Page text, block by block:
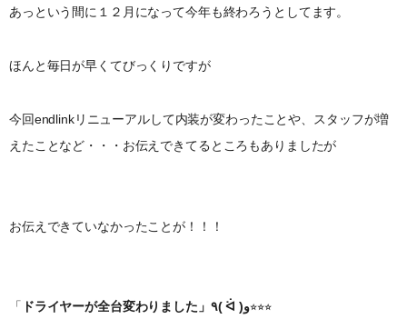
あっという間に１２月になって今年も終わろうとしてます。
ほんと毎日が早くてびっくりですが
今回endlinkリニューアルして内装が変わったことや、スタッフが増
えたことなど・・・お伝えできてるところもありましたが
お伝えできていなかったことが！！！
「 ドライヤーが全台変わりました」٩( ᐛ )و⭐︎⭐︎⭐︎